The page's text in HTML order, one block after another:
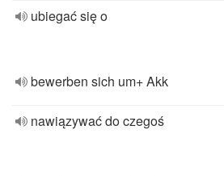
ubiegać się o
bewerben sich um+ Akk
nawiązywać do czegoś